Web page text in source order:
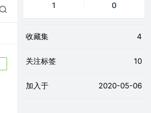
1
0
收藏集 4
关注标签 10
加入于 2020-05-06